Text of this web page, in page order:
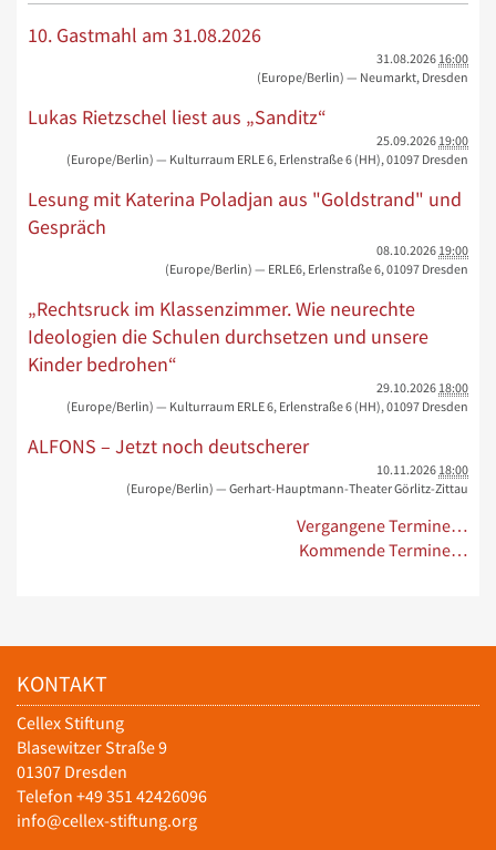
10. Gastmahl am 31.08.2026
31.08.2026 16:00
(Europe/Berlin) — Neumarkt, Dresden
Lukas Rietzschel liest aus „Sanditz“
25.09.2026 19:00
(Europe/Berlin) — Kulturraum ERLE 6, Erlenstraße 6 (HH), 01097 Dresden
Lesung mit Katerina Poladjan aus "Goldstrand" und
Gespräch
08.10.2026 19:00
(Europe/Berlin) — ERLE6, Erlenstraße 6, 01097 Dresden
„Rechtsruck im Klassenzimmer. Wie neurechte
Ideologien die Schulen durchsetzen und unsere
Kinder bedrohen“
29.10.2026 18:00
(Europe/Berlin) — Kulturraum ERLE 6, Erlenstraße 6 (HH), 01097 Dresden
ALFONS – Jetzt noch deutscherer
10.11.2026 18:00
(Europe/Berlin) — Gerhart-Hauptmann-Theater Görlitz-Zittau
Vergangene Termine…
Kommende Termine…
KONTAKT
Cellex Stiftung
Blasewitzer Straße 9
01307 Dresden
Telefon +49 351 42426096
info@cellex-stiftung.org